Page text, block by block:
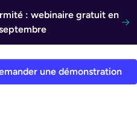
: webinaire gratuit en
une démonstration